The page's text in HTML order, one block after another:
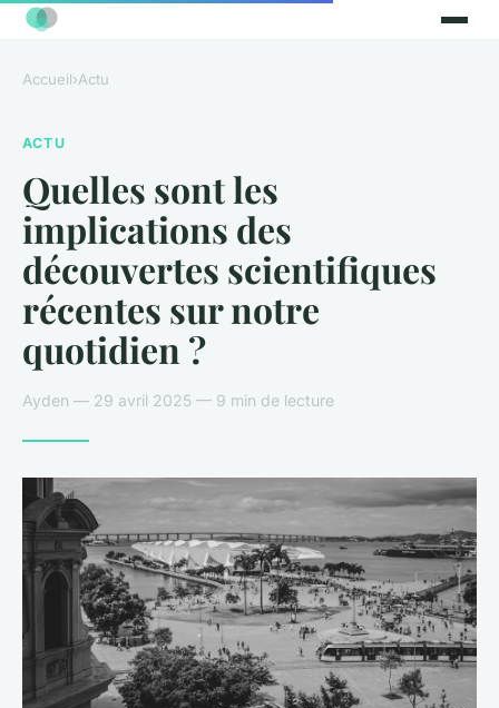
Accueil›Actu
ACTU
Quelles sont les
implications des
découvertes scientifiques
récentes sur notre
quotidien ?
Ayden — 29 avril 2025 — 9 min de lecture